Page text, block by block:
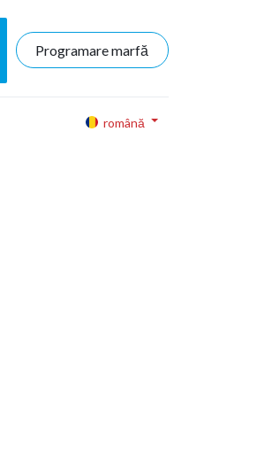
Programare marfă
română